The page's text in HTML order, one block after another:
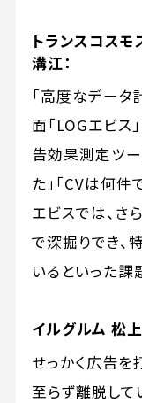
トランスコスモ
溝江：
「高度なデータ
面「LOGエビス
告効果測定ツー
た」「CVは何件
エビスでは、さ
で深掘りでき、
いるといった課
イルグルム 松上
せっかく広告を
至らず離脱して